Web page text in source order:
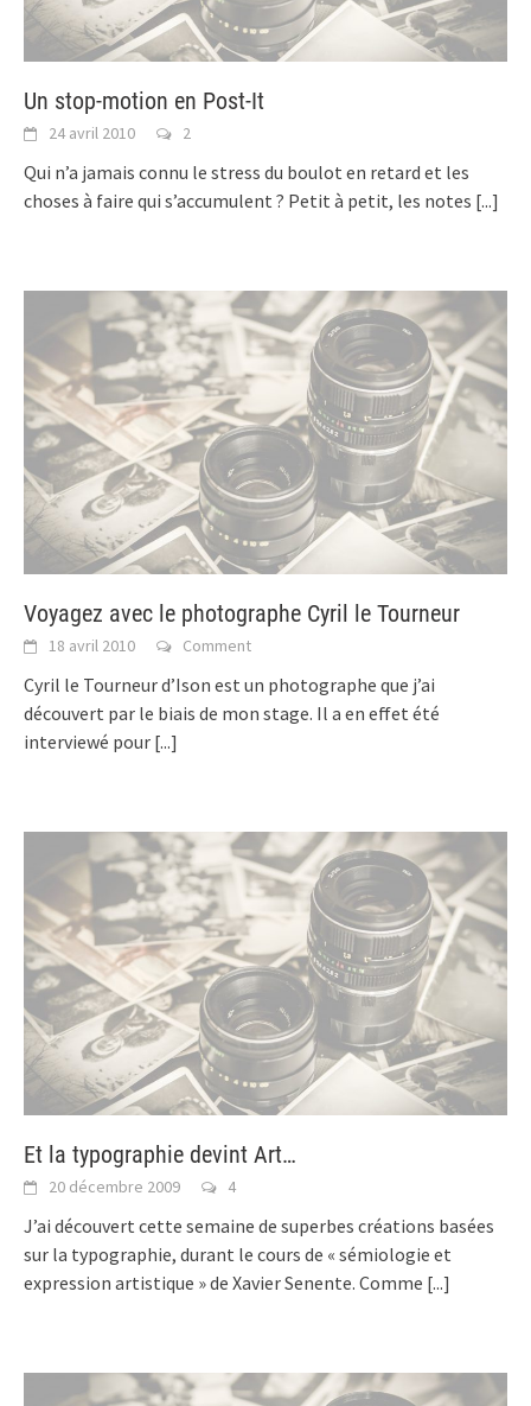
Un stop-motion en Post-It
24 avril 2010 2
Qui n’a jamais connu le stress du boulot en retard et les
choses à faire qui s’accumulent ? Petit à petit, les notes [...]
Voyagez avec le photographe Cyril le Tourneur
18 avril 2010 Comment
Cyril le Tourneur d’Ison est un photographe que j’ai
découvert par le biais de mon stage. Il a en effet été
interviewé pour [...]
Et la typographie devint Art…
20 décembre 2009 4
J’ai découvert cette semaine de superbes créations basées
sur la typographie, durant le cours de « sémiologie et
expression artistique » de Xavier Senente. Comme [...]